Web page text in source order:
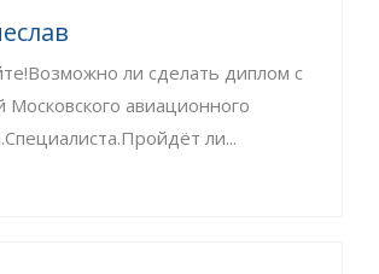
ли сделать диплом с
Московского авиационного
ли...